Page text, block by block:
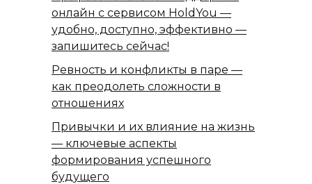
онлайн с сервисом HoldYou —
удобно, доступно, эффективно —
запишитесь сейчас!
Ревность и конфликты в паре —
как преодолеть сложности в
отношениях
Привычки и их влияние на жизнь
— ключевые аспекты
формирования успешного
будущего